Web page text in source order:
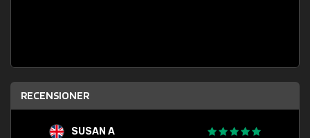
RECENSIONER
SUSAN A